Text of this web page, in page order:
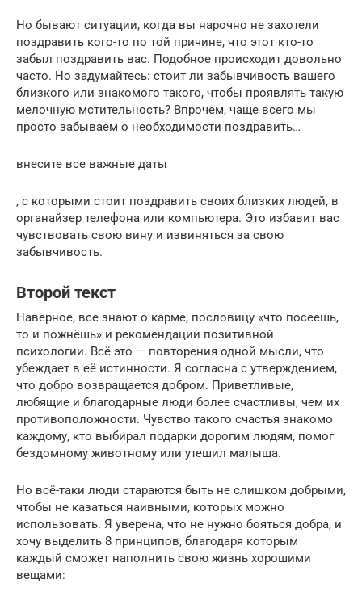
Но бывают ситуации, когда вы нарочно не захотели
поздравить кого-то по той причине, что этот кто-то
забыл поздравить вас. Подобное происходит довольно
часто. Но задумайтесь: стоит ли забывчивость вашего
близкого или знакомого такого, чтобы проявлять такую
мелочную мстительность? Впрочем, чаще всего мы
просто забываем о необходимости поздравить…
внесите все важные даты
, с которыми стоит поздравить своих близких людей, в
органайзер телефона или компьютера. Это избавит вас
чувствовать свою вину и извиняться за свою
забывчивость.
Второй текст
Наверное, все знают о карме, пословицу «что посеешь,
то и пожнёшь» и рекомендации позитивной
психологии. Всё это — повторения одной мысли, что
убеждает в её истинности. Я согласна с утверждением,
что добро возвращается добром. Приветливые,
любящие и благодарные люди более счастливы, чем их
противоположности. Чувство такого счастья знакомо
каждому, кто выбирал подарки дорогим людям, помог
бездомному животному или утешил малыша.
Но всё-таки люди стараются быть не слишком добрыми,
чтобы не казаться наивными, которых можно
использовать. Я уверена, что не нужно бояться добра, и
хочу выделить 8 принципов, благодаря которым
каждый сможет наполнить свою жизнь хорошими
вещами: